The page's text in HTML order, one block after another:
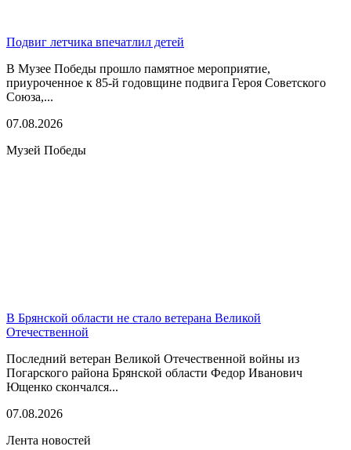
Подвиг летчика впечатлил детей
В Музее Победы прошло памятное мероприятие,
приуроченное к 85-й годовщине подвига Героя Советского
Союза,...
07.08.2026
Музей Победы
В Брянской области не стало ветерана Великой
Отечественной
Последний ветеран Великой Отечественной войны из
Погарского района Брянской области Федор Иванович
Ющенко скончался...
07.08.2026
Лента новостей